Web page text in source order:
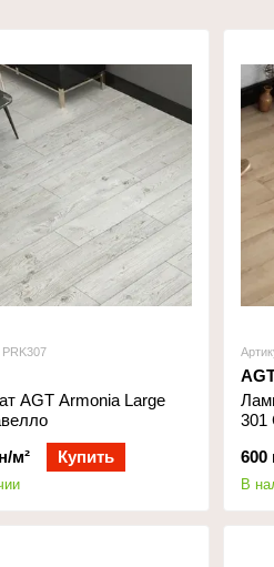
AGT Armonia Large
м²
Купить
301
600
В